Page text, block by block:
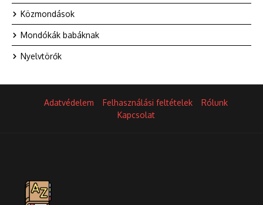
Közmondások
Mondókák babáknak
Nyelvtörők
Adatvédelem Felhasználási feltételek
Rólunk
Kapcsolat